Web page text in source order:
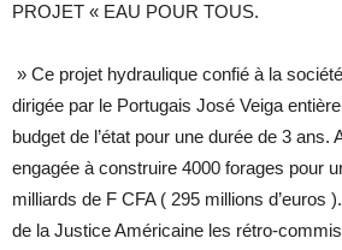
PROJET « EAU POUR TOUS.
» Ce projet hydraulique confié à la
dirigée par le Portugais José Veiga
budget de l’état pour une durée de 3 ans.
engagée à construire 4000 forages pour
milliards de F CFA ( 295 millions d’euros
de la Justice Américaine les rétro-